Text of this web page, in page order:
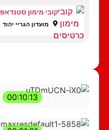
קובי מימון סטנדאפ
מועדון הגריי יהוד
00:10:13